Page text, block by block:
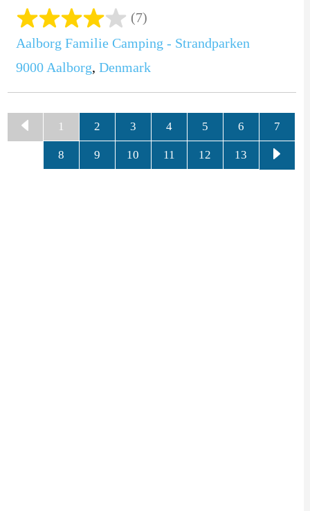
(7)
Aalborg Familie Camping - Strandparken
9000 Aalborg, Denmark
1 2 3 4 5 6 7
8 9 10 11 12 13